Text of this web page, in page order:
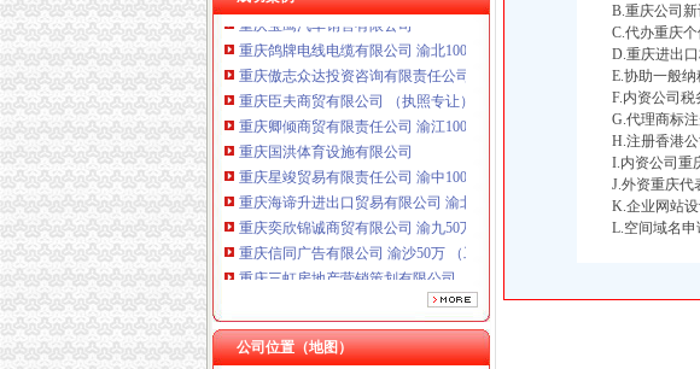
重庆鸽牌电线电缆有限公司 渝北10010万 (进出口权)
重庆傲志众达投资咨询有限责任公司 渝九1000万 （增资）
重庆臣夫商贸有限公司 （执照专让）
重庆卿倾商贸有限责任公司 渝江100万 （工商注册）
重庆国洪体育设施有限公司
重庆星竣贸易有限责任公司 渝中100万 （进出口权）
重庆海谛升进出口贸易有限公司 渝北100万 （进出口权）
重庆奕欣锦诚商贸有限公司 渝九50万 （工商注册）
重庆信同广告有限公司 渝沙50万 （工商注册）
重庆三虹房地产营销策划有限公司
重庆宝鹰汽车销售有限公司
重庆鸽牌电线电缆有限公司 渝北10010万 (进出口权)
重庆傲志众达投资咨询有限责任公司 渝九1000万 （增资）
重庆臣夫商贸有限公司 （执照专让）
公司位置（地图）
B.重庆公司
C.代办重庆
D.重庆进出口
E.协助一般纳
F.内资公司税
G.代理商标注
H.注册香港公
I.内资公司重
J.外资重庆代
K.企业网站
L.空间域名申